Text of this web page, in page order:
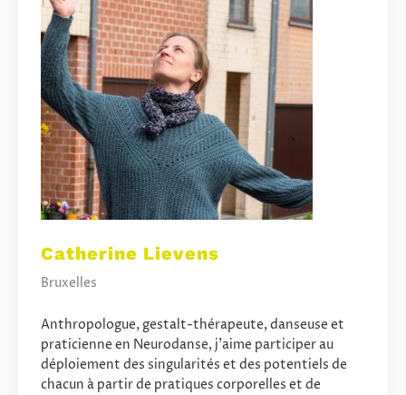
Catherine Lievens
Bruxelles
Anthropologue, gestalt-thérapeute, danseuse et
praticienne en Neurodanse, j’aime participer au
déploiement des singularités et des potentiels de
chacun à partir de pratiques corporelles et de